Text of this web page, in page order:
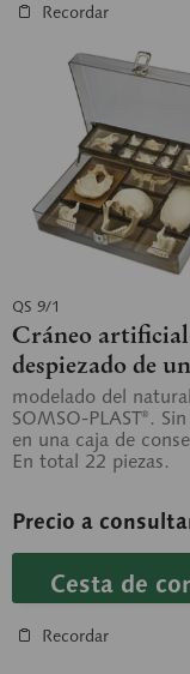
Recordar
QS 9/1
Cráneo artificial
despiezado de un
humano adulto
modelado del
SOMSO-PLAST®.
en una caja de
En total 22 piezas.
Precio a
Cesta de
Recordar